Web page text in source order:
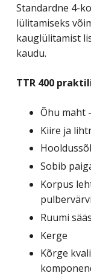
Standardne 4-
lülitamiseks
kauglülitamist
kaudu.
TTR 400
Õhu maht
Kiire ja
Sobib
Korpus
Ruumi
Kerge
Kõrge